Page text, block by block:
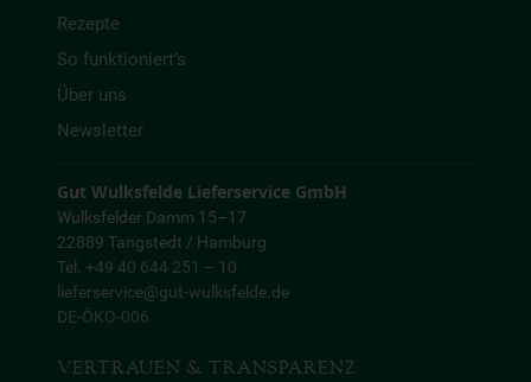
Rezepte
So funktioniert’s
Über uns
Newsletter
Gut Wulksfelde Lieferservice GmbH
Wulksfelder Damm 15–17
22889 Tangstedt / Hamburg
Tel. +49 40 644 251 – 10
lieferservice@gut-wulksfelde.de
DE-ÖKO-006
VERTRAUEN & TRANSPARENZ